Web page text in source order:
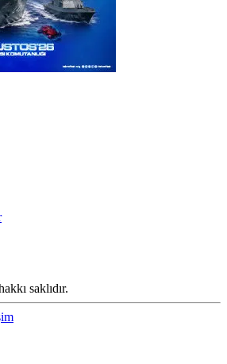
saklıdır.